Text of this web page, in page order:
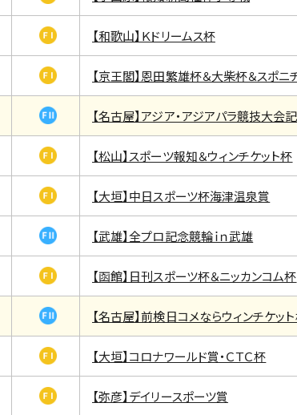
【和歌山】Ｋドリームス杯
【京王閣】恩田繁雄杯＆大柴杯＆スポニ
【名古屋】アジア・アジアパラ競技大
【松山】スポーツ報知＆ウィンチケット杯
【大垣】中日スポーツ杯海津温泉賞
【武雄】全プロ記念競輪ｉｎ武雄
【函館】日刊スポーツ杯＆ニッカンコム杯
【名古屋】前検日コメならウィンチケッ
【大垣】コロナワールド賞・ＣＴＣ杯
【弥彦】デイリースポーツ賞